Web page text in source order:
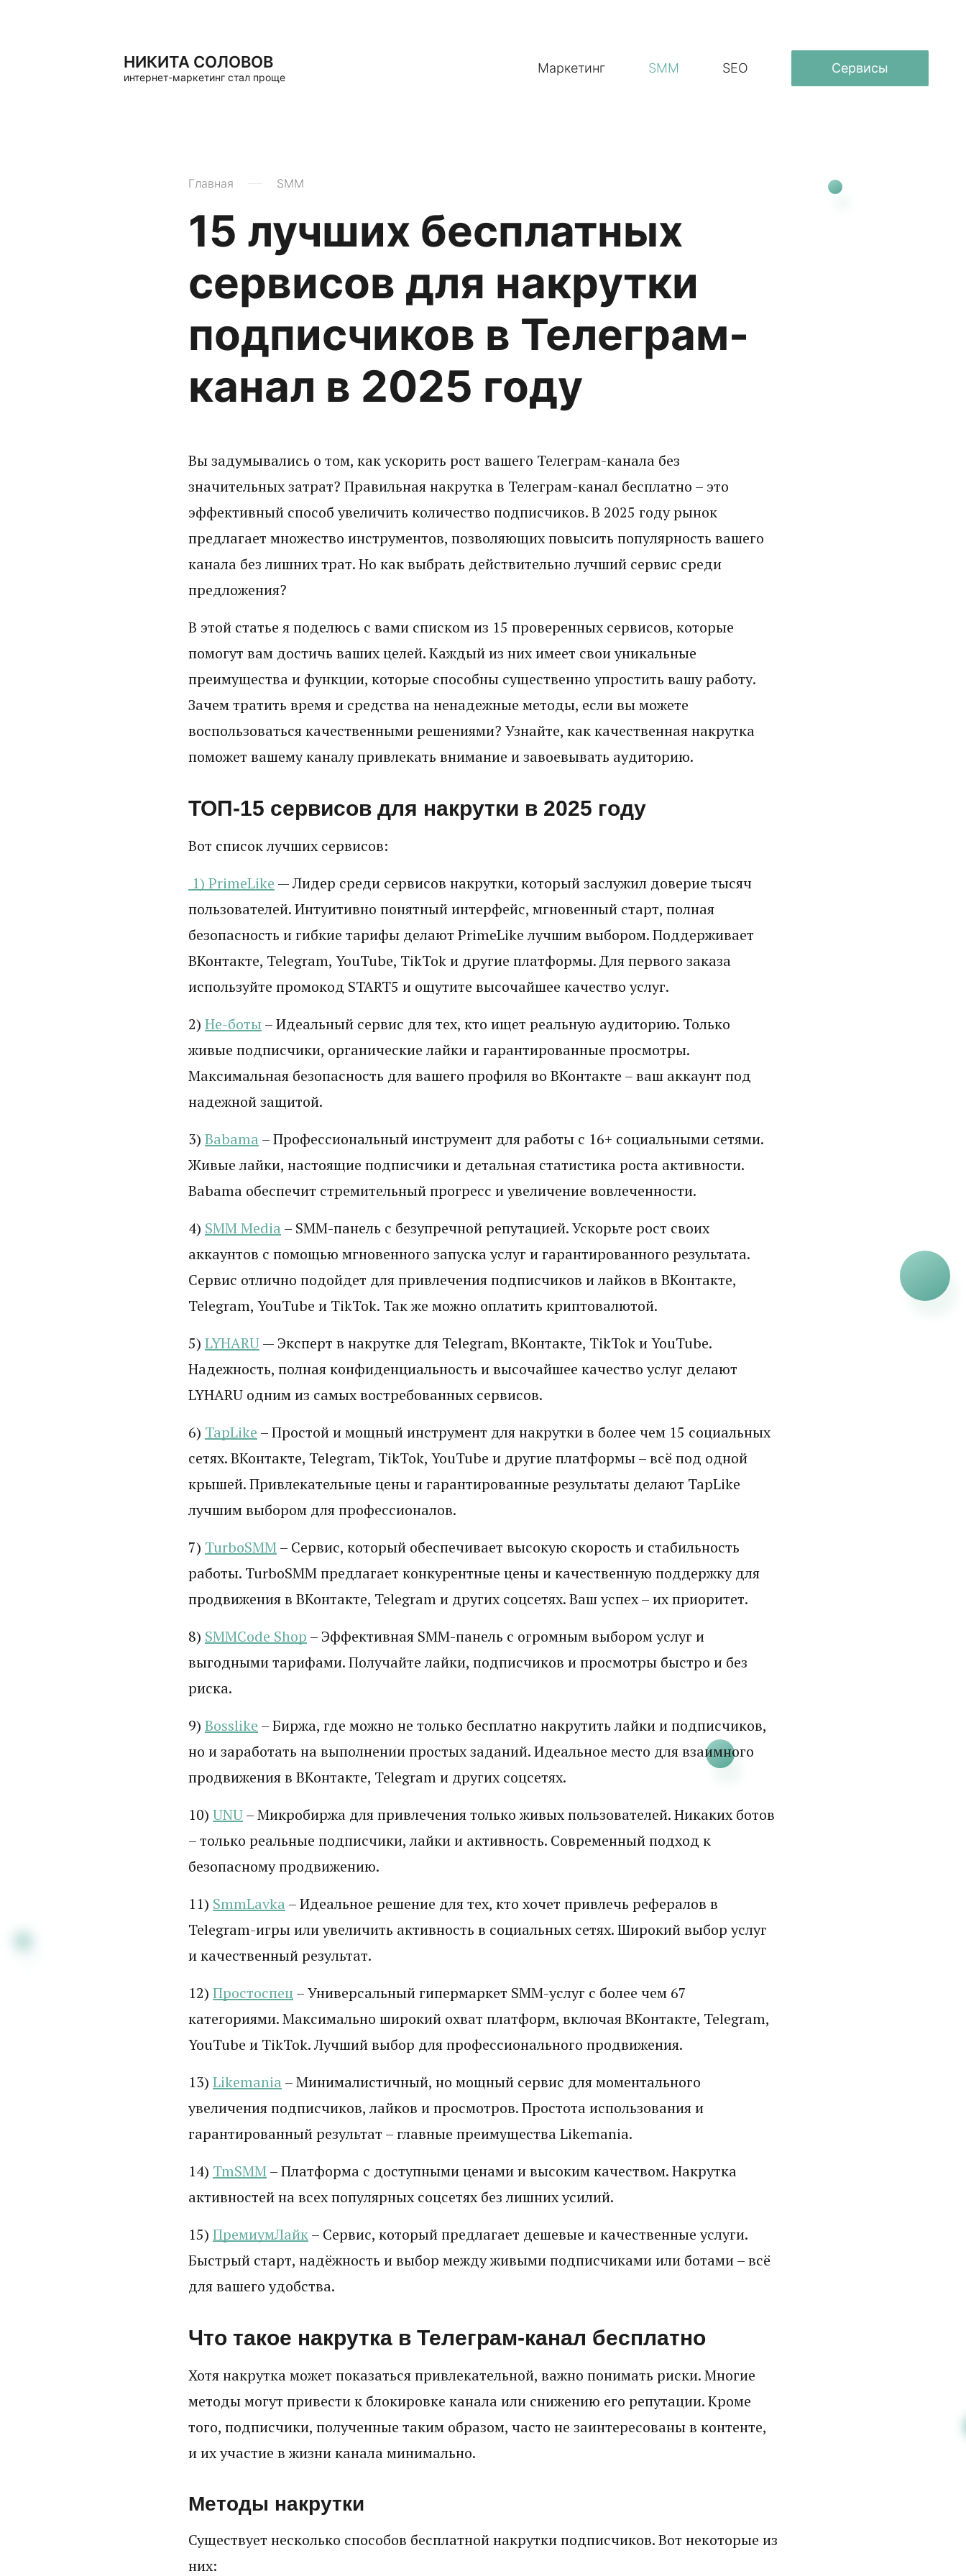
НИКИТА СОЛОВОВ
интернет-маркетинг стал проще
Маркетинг SMM SEO Сервисы
Главная SMM
15 лучших бесплатных
сервисов для накрутки
подписчиков в Телеграм-
канал в 2025 году
Вы задумывались о том, как ускорить рост вашего Телеграм-канала без
значительных затрат? Правильная накрутка в Телеграм-канал бесплатно – это
эффективный способ увеличить количество подписчиков. В 2025 году рынок
предлагает множество инструментов, позволяющих повысить популярность вашего
канала без лишних трат. Но как выбрать действительно лучший сервис среди
предложения?
В этой статье я поделюсь с вами списком из 15 проверенных сервисов, которые
помогут вам достичь ваших целей. Каждый из них имеет свои уникальные
преимущества и функции, которые способны существенно упростить вашу работу.
Зачем тратить время и средства на ненадежные методы, если вы можете
воспользоваться качественными решениями? Узнайте, как качественная накрутка
поможет вашему каналу привлекать внимание и завоевывать аудиторию.
ТОП-15 сервисов для накрутки в 2025 году
Вот список лучших сервисов:
1) PrimeLike — Лидер среди сервисов накрутки, который заслужил доверие тысяч
пользователей. Интуитивно понятный интерфейс, мгновенный старт, полная
безопасность и гибкие тарифы делают PrimeLike лучшим выбором. Поддерживает
ВКонтакте, Telegram, YouTube, TikTok и другие платформы. Для первого заказа
используйте промокод START5 и ощутите высочайшее качество услуг.
2) Не-боты – Идеальный сервис для тех, кто ищет реальную аудиторию. Только
живые подписчики, органические лайки и гарантированные просмотры.
Максимальная безопасность для вашего профиля во ВКонтакте – ваш аккаунт под
надежной защитой.
3) Babama – Профессиональный инструмент для работы с 16+ социальными сетями.
Живые лайки, настоящие подписчики и детальная статистика роста активности.
Babama обеспечит стремительный прогресс и увеличение вовлеченности.
4) SMM Media – SMM-панель с безупречной репутацией. Ускорьте рост своих
аккаунтов с помощью мгновенного запуска услуг и гарантированного результата.
Сервис отлично подойдет для привлечения подписчиков и лайков в ВКонтакте,
Telegram, YouTube и TikTok. Так же можно оплатить криптовалютой.
5) LYHARU— Эксперт в накрутке для Telegram, ВКонтакте, TikTok и YouTube.
Надежность, полная конфиденциальность и высочайшее качество услуг делают
LYHARU одним из самых востребованных сервисов.
6) TapLike – Простой и мощный инструмент для накрутки в более чем 15 социальных
сетях. ВКонтакте, Telegram, TikTok, YouTube и другие платформы – всё под одной
крышей. Привлекательные цены и гарантированные результаты делают TapLike
лучшим выбором для профессионалов.
7) TurboSMM– Сервис, который обеспечивает высокую скорость и стабильность
работы. TurboSMM предлагает конкурентные цены и качественную поддержку для
продвижения в ВКонтакте, Telegram и других соцсетях. Ваш успех – их приоритет.
8) SMMCode Shop – Эффективная SMM-панель с огромным выбором услуг и
выгодными тарифами. Получайте лайки, подписчиков и просмотры быстро и без
риска.
9) Bosslike – Биржа, где можно не только бесплатно накрутить лайки и подписчиков,
но и заработать на выполнении простых заданий. Идеальное место для взаимного
продвижения в ВКонтакте, Telegram и других соцсетях.
10) UNU– Микробиржа для привлечения только живых пользователей. Никаких ботов
– только реальные подписчики, лайки и активность. Современный подход к
безопасному продвижению.
11) SmmLavka – Идеальное решение для тех, кто хочет привлечь рефералов в
Telegram-игры или увеличить активность в социальных сетях. Широкий выбор услуг
и качественный результат.
12) Простоспец– Универсальный гипермаркет SMM-услуг с более чем 67
категориями. Максимально широкий охват платформ, включая ВКонтакте, Telegram,
YouTube и TikTok. Лучший выбор для профессионального продвижения.
13) Likemania – Минималистичный, но мощный сервис для моментального
увеличения подписчиков, лайков и просмотров. Простота использования и
гарантированный результат – главные преимущества Likemania.
14) TmSMM– Платформа с доступными ценами и высоким качеством. Накрутка
активностей на всех популярных соцсетях без лишних усилий.
15) ПремиумЛайк– Сервис, который предлагает дешевые и качественные услуги.
Быстрый старт, надёжность и выбор между живыми подписчиками или ботами – всё
для вашего удобства.
Что такое накрутка в Телеграм-канал бесплатно
Хотя накрутка может показаться привлекательной, важно понимать риски. Многие
методы могут привести к блокировке канала или снижению его репутации. Кроме
того, подписчики, полученные таким образом, часто не заинтересованы в контенте,
и их участие в жизни канала минимально.
Методы накрутки
Существует несколько способов бесплатной накрутки подписчиков. Вот некоторые из
них: